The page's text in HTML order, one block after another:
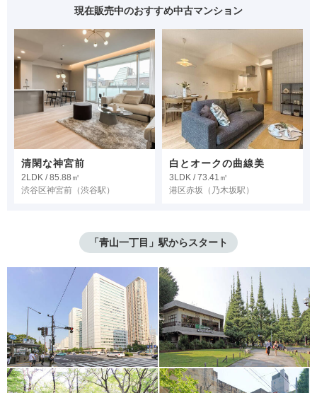
現在販売中のおすすめ中古マンション
清閑な神宮前
2LDK / 85.88㎡
渋谷区神宮前 （渋谷駅）
白とオークの曲線美
3LDK / 73.41㎡
港区赤坂 （乃木坂駅）
「青山一丁目」駅からスタート